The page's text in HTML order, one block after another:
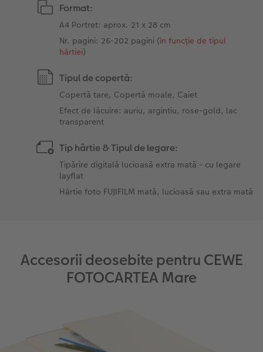
Format:
A4 Portret: aprox. 21 x 28 cm
Nr. pagini: 26-202 pagini (în funcție de tipul
hârtiei)
Tipul de copertă:
Copertă tare, Copertă moale, Caiet
Efect de lăcuire: auriu, argintiu, rose-gold, lac
transparent
Tip hârtie & Tipul de legare:
Tipărire digitală lucioasă extra mată - cu legare
layflat
Hârtie foto FUJIFILM mată, lucioasă sau extra mată
Accesorii deosebite pentru CEWE
FOTOCARTEA Mare